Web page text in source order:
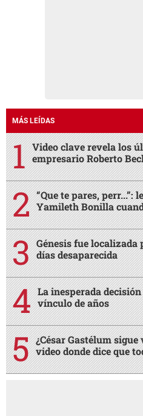
MÁS LEÍDAS
Video clave revela los
empresario Roberto
“Que te pares, perr...”:
Yamileth Bonilla
Génesis fue localizada
días desaparecida
La inesperada
vínculo de años
¿César Gastélum
video donde dice que